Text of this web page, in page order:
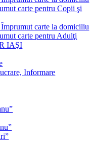
carte pentru Copii şi
carte la domiciliu
carte pentru Adulţi
IAŞI
Informare